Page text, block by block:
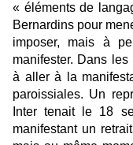
« éléments de
Bernardins pour
imposer, mais à
manifester. Dans
à aller à la
paroissiales. Un
Inter tenait le 18
manifestant un